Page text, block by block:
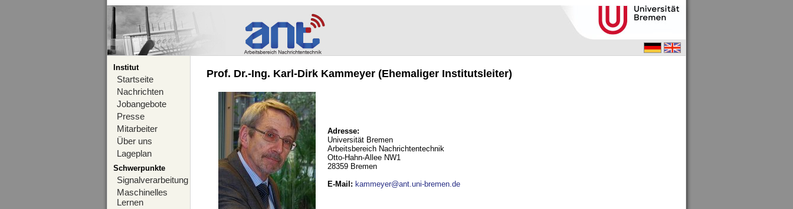
Institut
Startseite
Nachrichten
Jobangebote
Presse
Mitarbeiter
Über uns
Lageplan
Schwerpunkte
Signalverarbeitung
Maschinelles
Lernen
Prof. Dr.-Ing. Karl-Dirk Kammeyer (Ehemaliger Institutsleiter)
Adresse:
Universität Bremen
Arbeitsbereich Nachrichtentechnik
Otto-Hahn-Allee NW1
28359 Bremen
E-Mail : kammeyer@ant.uni-bremen.de